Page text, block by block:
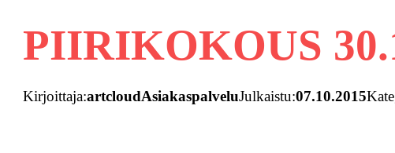
PIIRIKOKOUS
Kirjoittaja:artcloudAsiakaspalveluJulkaistu:07.10.2015